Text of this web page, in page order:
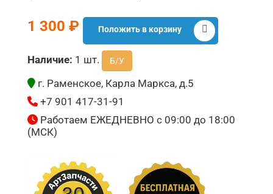
1 300 ₽ Положить в корзину
Наличие: 1 шт. Б/У
г. Раменское, Карла Маркса, д.5
+7 901 417-31-91
Работаем ЕЖЕДНЕВНО с 09:00 до 18:00
(МСК)